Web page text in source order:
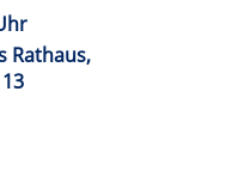
Rathaus,